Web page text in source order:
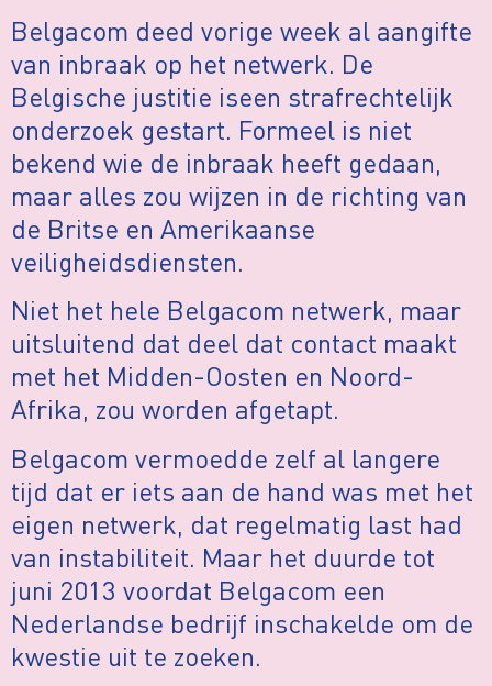
Belgacom deed vorige week al aangifte
van inbraak op het netwerk. De
Belgische justitie iseen strafrechtelijk
onderzoek gestart. Formeel is niet
bekend wie de inbraak heeft gedaan,
maar alles zou wijzen in de richting van
de Britse en Amerikaanse
veiligheidsdiensten.
Niet het hele Belgacom netwerk, maar
uitsluitend dat deel dat contact maakt
met het Midden-Oosten en Noord-
Afrika, zou worden afgetapt.
Belgacom vermoedde zelf al langere
tijd dat er iets aan de hand was met het
eigen netwerk, dat regelmatig last had
van instabiliteit. Maar het duurde tot
juni 2013 voordat Belgacom een
Nederlandse bedrijf inschakelde om de
kwestie uit te zoeken.